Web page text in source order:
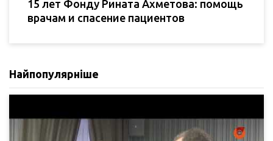
15 лет Фонду Рината Ахметова: помощь
врачам и спасение пациентов
Найпопулярніше